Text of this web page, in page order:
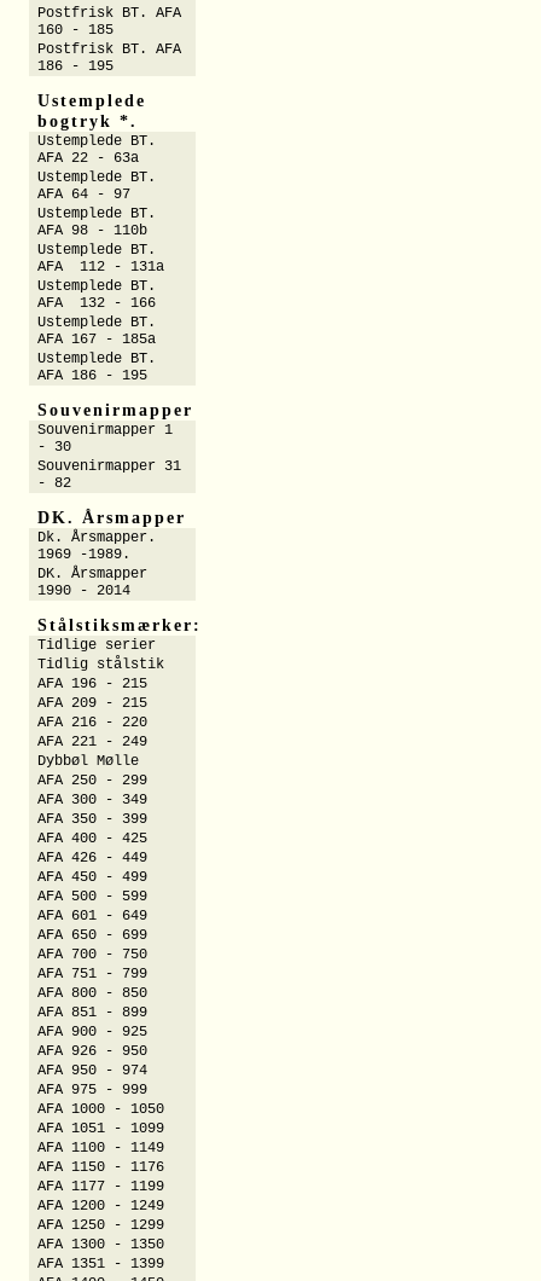
Postfrisk BT. AFA
160 - 185
Postfrisk BT. AFA
186 - 195
Ustemplede
bogtryk *.
Ustemplede BT.
AFA 22 - 63a
Ustemplede BT.
AFA 64 - 97
Ustemplede BT.
AFA 98 - 110b
Ustemplede BT.
AFA 112 - 131a
Ustemplede BT.
AFA 132 - 166
Ustemplede BT.
AFA 167 - 185a
Ustemplede BT.
AFA 186 - 195
Souvenirmapper
Souvenirmapper 1
- 30
Souvenirmapper 31
- 82
DK. Årsmapper
Dk. Årsmapper.
1969 -1989.
DK. Årsmapper
1990 - 2014
Stålstiksmærker:
Tidlige serier
Tidlig stålstik
AFA 196 - 215
AFA 209 - 215
AFA 216 - 220
AFA 221 - 249
Dybbøl Mølle
AFA 250 - 299
AFA 300 - 349
AFA 350 - 399
AFA 400 - 425
AFA 426 - 449
AFA 450 - 499
AFA 500 - 599
AFA 601 - 649
AFA 650 - 699
AFA 700 - 750
AFA 751 - 799
AFA 800 - 850
AFA 851 - 899
AFA 900 - 925
AFA 926 - 950
AFA 950 - 974
AFA 975 - 999
AFA 1000 - 1050
AFA 1051 - 1099
AFA 1100 - 1149
AFA 1150 - 1176
AFA 1177 - 1199
AFA 1200 - 1249
AFA 1250 - 1299
AFA 1300 - 1350
AFA 1351 - 1399